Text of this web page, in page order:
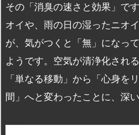
その「消臭の速さと効果」で
オイや、雨の日の湿ったニオ
が、気がつくと「無」になっ
ようです。空気が清浄化され
「単なる移動」から「心身を
間」へと変わったことに、深